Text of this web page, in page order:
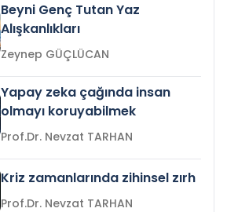
Beyni Genç Tutan Yaz
Alışkanlıkları
Zeynep GÜÇLÜCAN
Yapay zeka çağında insan
olmayı koruyabilmek
Prof.Dr. Nevzat TARHAN
Kriz zamanlarında zihinsel zırh
Prof.Dr. Nevzat TARHAN